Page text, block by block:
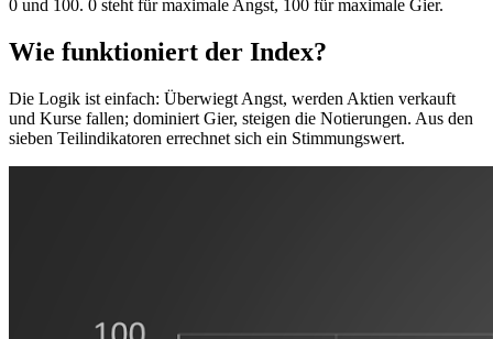
0 und 100. 0 steht für maximale Angst, 100 für maximale Gier.
Wie funktioniert der Index?
Die Logik ist einfach: Überwiegt Angst, werden Aktien verkauft
und Kurse fallen; dominiert Gier, steigen die Notierungen. Aus den
sieben Teilindikatoren errechnet sich ein Stimmungswert.